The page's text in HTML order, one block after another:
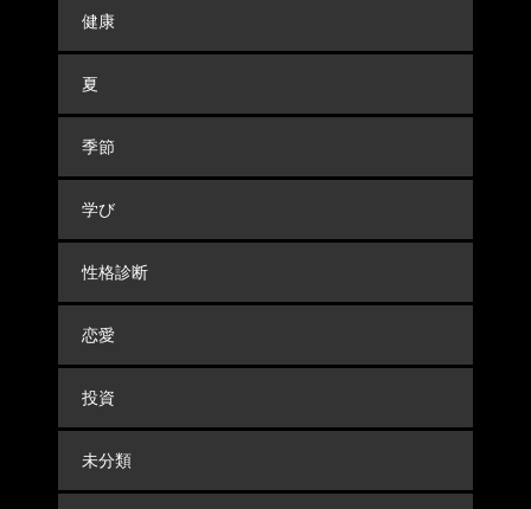
健康
夏
季節
学び
性格診断
恋愛
投資
未分類